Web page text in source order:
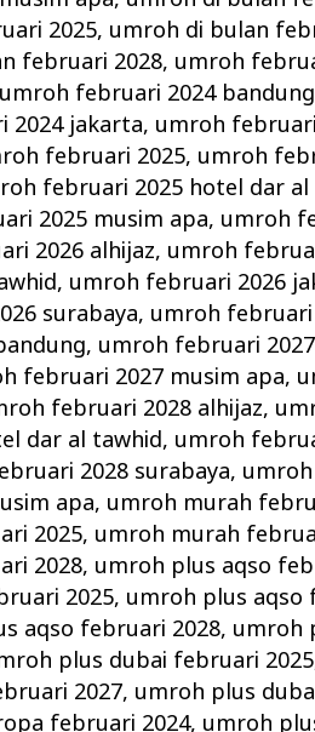
2025, umroh di bulan
februari 2028, umroh
umroh februari 2024 bandung
2024 jakarta, umroh
februari 2025, umroh
februari 2025 hotel dar
2025 musim apa, umroh
2026 alhijaz, umroh
, umroh februari 2026
surabaya, umroh februari
, umroh februari
februari 2027 musim apa,
februari 2028 alhijaz,
dar al tawhid, umroh
2028 surabaya,
apa, umroh murah
2025, umroh murah
2028, umroh plus aqso
2025, umroh plus aqso
aqso februari 2028, umroh
plus dubai februari 2025
2027, umroh plus
februari 2024, umroh